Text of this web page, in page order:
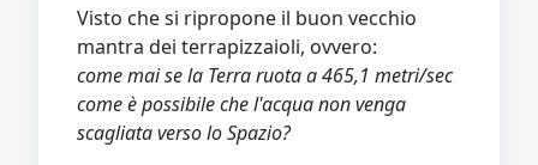
Visto che si ripropone il buon vecchio
mantra dei terrapizzaioli, ovvero:
come mai se la Terra ruota a 465,1 metri/sec
come è possibile che l'acqua non venga
scagliata verso lo Spazio?